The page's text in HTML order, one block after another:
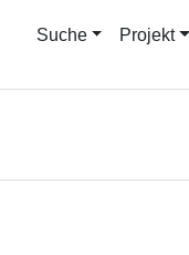
Suche Projekt